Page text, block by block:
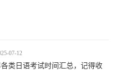
07-12
类日语考试时间汇总，记得收